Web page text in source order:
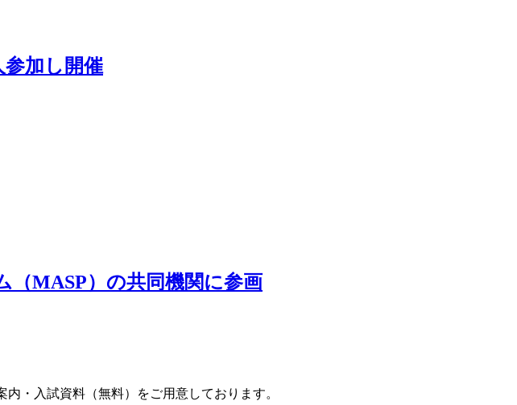
加し開催
MASP）の共同機関に参画
・入試資料（無料）をご用意しております。